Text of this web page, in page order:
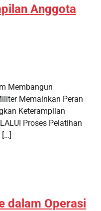
Anggota
Membangun
Memainkan Peran
Keterampilan
Proses Pelatihan
[…]
dalam Operasi